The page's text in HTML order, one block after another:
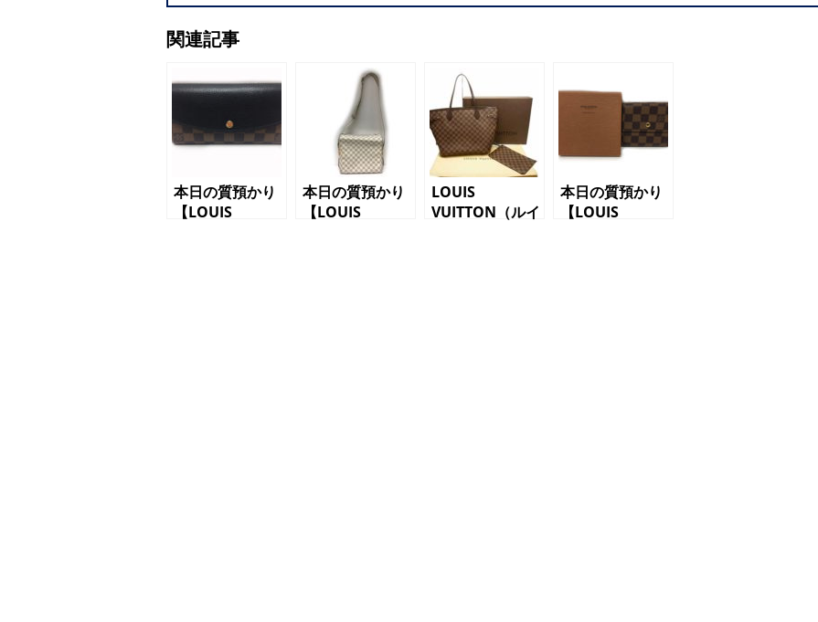
関連記事
本日の質預かり
【LOUIS
本日の質預かり
【LOUIS
LOUIS
VUITTON（ルイ
本日の質預かり
【LOUIS